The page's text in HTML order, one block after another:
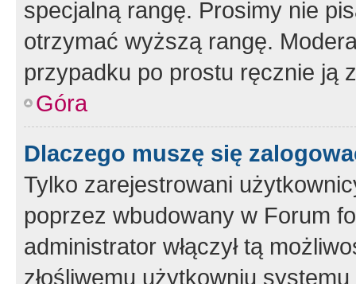
specjalną rangę. Prosimy nie
otrzymać wyższą rangę.
przypadku po prostu ręcznie ją
Góra
Dlaczego muszę się
Tylko zarejestrowani
poprzez wbudowany w Forum
administrator włączył tą
złośliwemu użytkowniu